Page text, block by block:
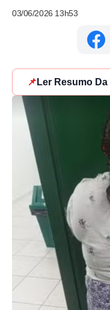
03/06/2026 13h53
📌 Ler Resumo